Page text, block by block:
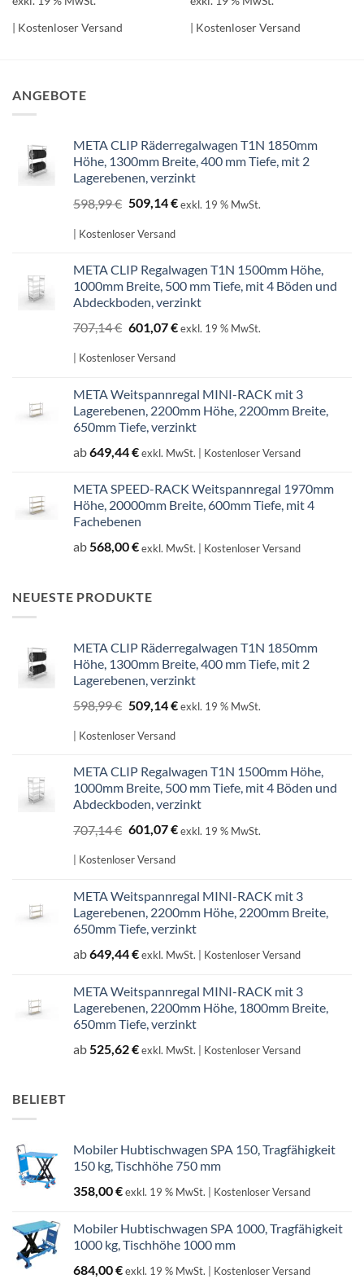
| Kostenloser Versand
| Kostenloser Versand
ANGEBOTE
META CLIP Räderregalwagen T1N 1850mm
Höhe, 1300mm Breite, 400 mm Tiefe, mit 2
Lagerebenen, verzinkt
598,99€ Ursprünglicher
war:
509,14€Aktueller
exkl. 19 % MwSt.
| Kostenloser Versand
META CLIP Regalwagen T1N 1500mm Höhe,
1000mm Breite, 500 mm Tiefe, mit 4 Böden und
Abdeckboden, verzinkt
707,14€ Ursprünglicher
Preis
war:
601,07€Aktueller
exkl. 19 % MwSt.
| Kostenloser Versand
META Weitspannregal MINI-RACK mit 3
Lagerebenen, 2200mm Höhe, 2200mm Breite,
650mm Tiefe, verzinkt
ab649,44€exkl. MwSt. | Kostenloser Versand
META SPEED-RACK Weitspannregal 1970mm
Höhe, 20000mm Breite, 600mm Tiefe, mit 4
Fachebenen
ab568,00€exkl. MwSt. | Kostenloser Versand
NEUESTE PRODUKTE
META CLIP Räderregalwagen T1N 1850mm
Höhe, 1300mm Breite, 400 mm Tiefe, mit 2
Lagerebenen, verzinkt
598,99€ Ursprünglicher
Preis
war:
509,14€Aktueller
exkl. 19 % MwSt.
| Kostenloser Versand
META CLIP Regalwagen T1N 1500mm Höhe,
1000mm Breite, 500 mm Tiefe, mit 4 Böden und
Abdeckboden, verzinkt
707,14€ Ursprünglicher
war:
601,07€Aktueller
exkl. 19 % MwSt.
| Kostenloser Versand
META Weitspannregal MINI-RACK mit 3
Lagerebenen, 2200mm Höhe, 2200mm Breite,
650mm Tiefe, verzinkt
ab649,44€exkl. MwSt. | Kostenloser Versand
META Weitspannregal MINI-RACK mit 3
Lagerebenen, 2200mm Höhe, 1800mm Breite,
650mm Tiefe, verzinkt
ab525,62€exkl. MwSt. | Kostenloser Versand
BELIEBT
Mobiler Hubtischwagen SPA 150, Tragfähigkeit
150 kg, Tischhöhe 750 mm
358,00€exkl. 19 % MwSt. | Kostenloser Versand
Mobiler Hubtischwagen SPA 1000, Tragfähigkeit
1000 kg, Tischhöhe 1000 mm
684,00€exkl. 19 % MwSt. | Kostenloser Versand